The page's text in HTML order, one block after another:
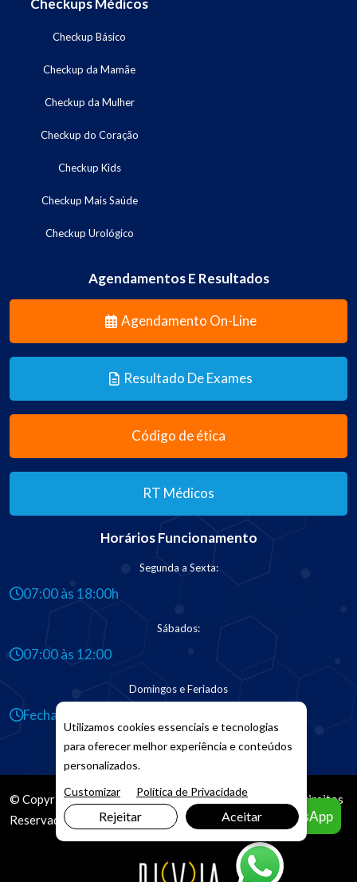
Checkups Médicos
Checkup Básico
Checkup da Mamãe
Checkup da Mulher
Checkup do Coração
Checkup Kids
Checkup Mais Saúde
Checkup Urológico
Agendamentos E Resultados
Agendamento On-Line
Resultado De Exames
Código de ética
RT Médicos
Horários Funcionamento
Segunda a Sexta:
07:00 às 18:00h
Sábados:
07:00 às 12:00
Domingos e Feriados
Fechado
© Copyright 2026. DIVIAMarketing Digital. Todos os Direitos
Reservados
Agendar pelo WhatsApp
Utilizamos cookies essenciais e tecnologias
para oferecer melhor experiência e conteúdos
personalizados.
Customizar
Política de Privacidade
Rejeitar Aceitar